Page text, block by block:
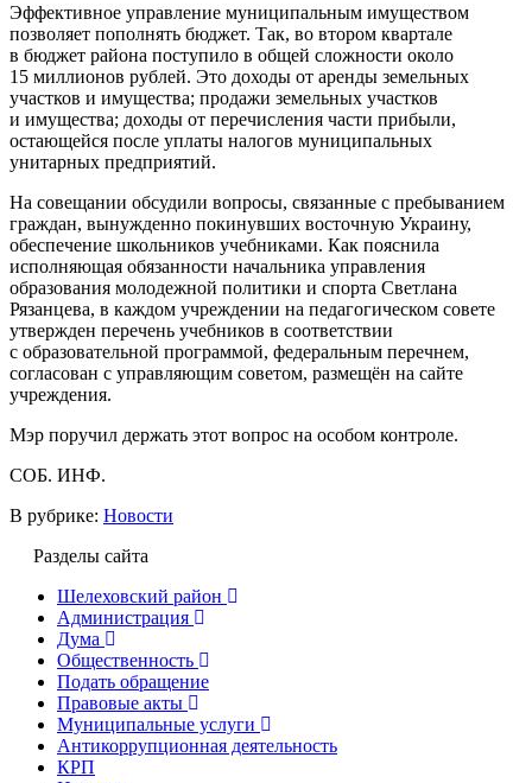
Эффективное управление муниципальным имуществом
позволяет пополнять бюджет. Так, во втором квартале
в бюджет района поступило в общей сложности около
15 миллионов рублей. Это доходы от аренды земельных
участков и имущества; продажи земельных участков
и имущества; доходы от перечисления части прибыли,
остающейся после уплаты налогов муниципальных
унитарных предприятий.
На совещании обсудили вопросы, связанные с пребыванием
граждан, вынужденно покинувших восточную Украину,
обеспечение школьников учебниками. Как пояснила
исполняющая обязанности начальника управления
образования молодежной политики и спорта Светлана
Рязанцева, в каждом учреждении на педагогическом совете
утвержден перечень учебников в соответствии
с образовательной программой, федеральным перечнем,
согласован с управляющим советом, размещён на сайте
учреждения.
Мэр поручил держать этот вопрос на особом контроле.
СОБ. ИНФ.
В рубрике: Новости
Разделы сайта
Шелеховский район
Администрация
Дума
Общественность
Подать обращение
Правовые акты
Муниципальные услуги
Антикоррупционная деятельность
КРП